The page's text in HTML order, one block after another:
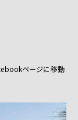
ページに移動